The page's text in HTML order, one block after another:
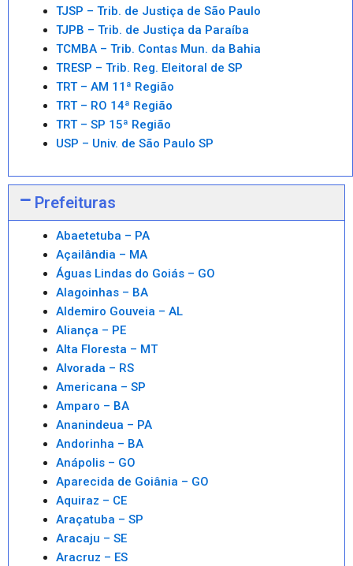
TJSP – Trib. de Justiça de São Paulo
TJPB – Trib. de Justiça da Paraíba
TCMBA – Trib. Contas Mun. da Bahia
TRESP – Trib. Reg. Eleitoral de SP
TRT – AM 11ª Região
TRT – RO 14ª Região
TRT – SP 15ª Região
USP – Univ. de São Paulo SP
Prefeituras
Abaetetuba – PA
Açailândia – MA
Águas Lindas do Goiás – GO
Alagoinhas – BA
Aldemiro Gouveia – AL
Aliança – PE
Alta Floresta – MT
Alvorada – RS
Americana – SP
Amparo – BA
Ananindeua – PA
Andorinha – BA
Anápolis – GO
Aparecida de Goiânia – GO
Aquiraz – CE
Araçatuba – SP
Aracaju – SE
Aracruz – ES